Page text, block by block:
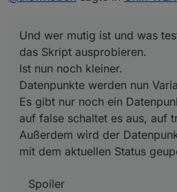
mit dem aktuellen
Und wer mutig ist und was
das Skript ausprobieren.
Ist nun noch kleiner.
Datenpunkte werden nun
Es gibt nur noch ein
auf false schaltet es aus, auf
Außerdem wird der
mit dem aktuellen Status
Spoiler